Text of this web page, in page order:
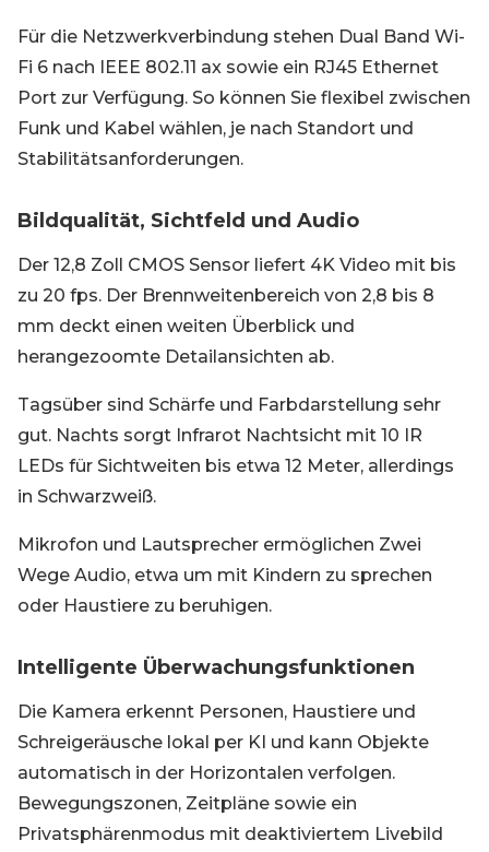
Für die Netzwerkverbindung stehen Dual Band Wi-
Fi 6 nach IEEE 802.11 ax sowie ein RJ45 Ethernet
Port zur Verfügung. So können Sie flexibel zwischen
Funk und Kabel wählen, je nach Standort und
Stabilitätsanforderungen.
Bildqualität, Sichtfeld und Audio
Der 12,8 Zoll CMOS Sensor liefert 4K Video mit bis
zu 20 fps. Der Brennweitenbereich von 2,8 bis 8
mm deckt einen weiten Überblick und
herangezoomte Detailansichten ab.
Tagsüber sind Schärfe und Farbdarstellung sehr
gut. Nachts sorgt Infrarot Nachtsicht mit 10 IR
LEDs für Sichtweiten bis etwa 12 Meter, allerdings
in Schwarzweiß.
Mikrofon und Lautsprecher ermöglichen Zwei
Wege Audio, etwa um mit Kindern zu sprechen
oder Haustiere zu beruhigen.
Intelligente Überwachungsfunktionen
Die Kamera erkennt Personen, Haustiere und
Schreigeräusche lokal per KI und kann Objekte
automatisch in der Horizontalen verfolgen.
Bewegungszonen, Zeitpläne sowie ein
Privatsphärenmodus mit deaktiviertem Livebild